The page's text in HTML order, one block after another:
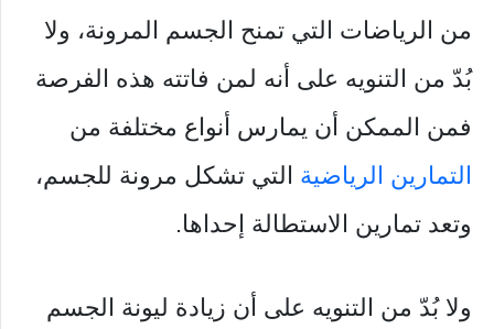
من الرياضات التي تمنح الجسم المرونة، ولا
بُدّ من التنويه على أنه لمن فاتته هذه الفرصة
فمن الممكن أن يمارس أنواع مختلفة من
التمارين الرياضية التي تشكل مرونة للجسم،
وتعد تمارين الاستطالة إحداها.
ولا بُدّ من التنويه على أن زيادة ليونة الجسم